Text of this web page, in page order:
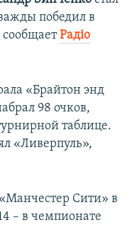
победил в
сообщаетРадіо
«Брайтон энд
98 очков,
таблице.
«Ливерпуль»,
Сити» в
– в чемпионате